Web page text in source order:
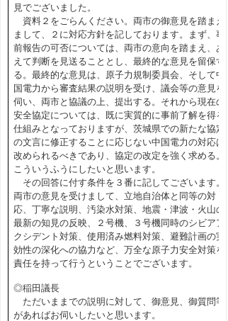
見でございました。
資料２をごらんください。両市の御意見を踏まえ
まして、２に対応方針を記しております。まず、事
前報告の可否については、両市の意向を踏まえ、あ
えて判断を見送ることとし、最終的な意見を留保す
る。最終的な意見は、原子力規制委員会、そして中
国電力から審査結果の説明を受け、議会等の意見を
伺い、両市と協議の上、提出する。それから現在の
安全協定については、既に実質的に事前了解を得る
仕組みとなっておりますが、茨城県での新たな協定
の文言に修正することに応じない中国電力の対応は
改められるべきであり、協定の改定を強く求める。
こういうふうにしたいと思います。
その回答に付す条件を３番に記してございます。
両市の意見を受けまして、立地自治体と同等の対
応、丁寧な説明、汚染水対策、地震・津波・火山の
最新の知見の反映、２号機、３号機同時のシビアア
クシデント対策、使用済み燃料対策、避難計画の実
効性の深化への協力など、万全な原子力安全対策を
責任を持って行うということでございます。
◎稲田議長
ただいままでの説明に対して、御意見、御質問等
があればお伺いしたいと思います。